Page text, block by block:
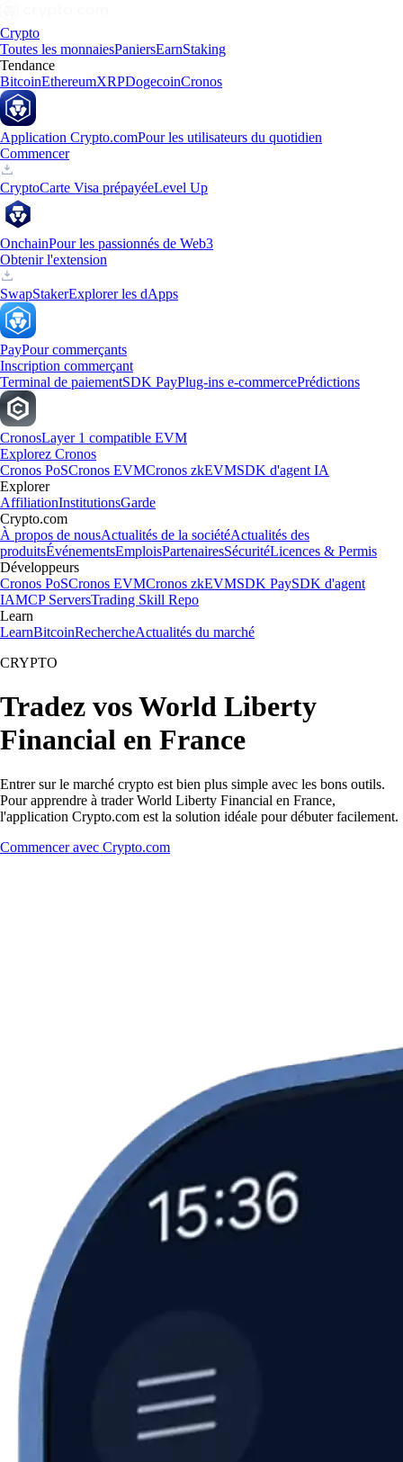
Crypto
Toutes les monnaiesPaniersEarnStaking
Tendance
BitcoinEthereumXRPDogecoinCronos
Application Crypto.comPour les utilisateurs du quotidien
Commencer
CryptoCarte Visa prépayéeLevel Up
OnchainPour les passionnés de Web3
Obtenir l'extension
SwapStakerExplorer les dApps
PayPour commerçants
Inscription commerçant
Terminal de paiementSDK PayPlug-ins e-commercePrédictions
CronosLayer 1 compatible EVM
Explorez Cronos
Cronos PoSCronos EVMCronos zkEVMSDK d'agent IA
Explorer
AffiliationInstitutionsGarde
Crypto.com
À propos de nousActualités de la sociétéActualités des
produitsÉvénementsEmploisPartenairesSécuritéLicences & Permis
Développeurs
Cronos PoSCronos EVMCronos zkEVMSDK PaySDK d'agent
IAMCP ServersTrading Skill Repo
Learn
LearnBitcoinRechercheActualités du marché
CRYPTO
Tradez vos World Liberty
Financial en France
Entrer sur le marché crypto est bien plus simple avec les bons outils.
Pour apprendre à trader World Liberty Financial en France,
l'application Crypto.com est la solution idéale pour débuter facilement.
Commencer avec Crypto.com